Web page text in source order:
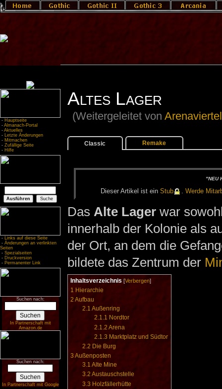
- Hauptseite
- Almanach-Portal
- Aktuelles
- Letzte Änderungen
- Mitmachen
- Zufällige Seite
- Hilfe
- Links auf diese Seite
- Änderungen an verlinkten
Seiten
- Spezialseiten
- Druckversion
- Permanenter Link
Suchen nach:
In Partnerschaft mit
Amazon.de
Suchen nach:
In Partnerschaft mit Google
Altes Lager
(Weitergeleitet vonArenaviertel
Classic Remake
"NEU
Die­ser Ar­ti­kel ist ein Stub Wer­de
Das Alte Lagerwar
innerhalb der Kolonie als
der Ort, an dem die
bildete das Zentrum der
Inhaltsverzeichnis [Verbergen]
1 Hierarchie
2 Aufbau
2.1 Außenring
2.1.1 Nordtor
2.1.2 Arena
2.1.3 Marktplatz und Südtor
2.2 Die Burg
3 Außenposten
3.1 Alte Mine
3.2 Austauschstelle
3.3 Holzfällerhütte